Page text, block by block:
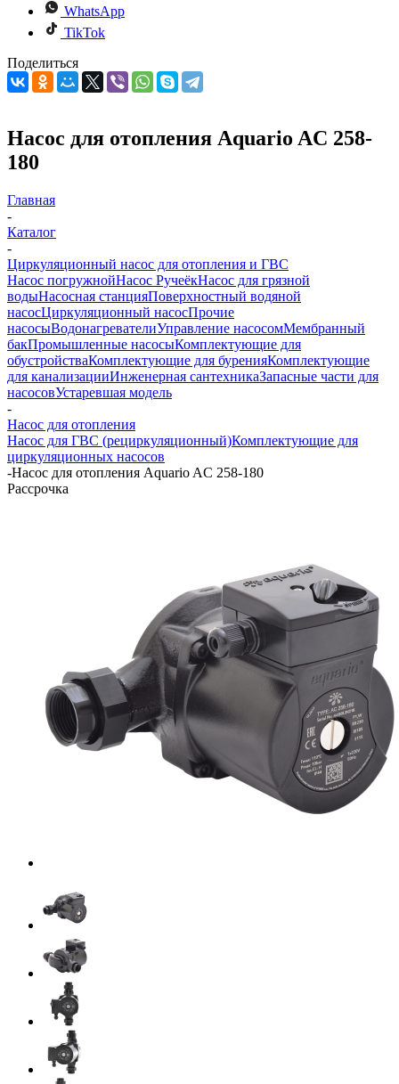
WhatsApp
TikTok
Поделиться
Насос для отопления Aquario AC 258-
180
Главная
-
Каталог
-
Циркуляционный насос для отопления и ГВС
Насос погружнойНасос РучеёкНасос для грязной
водыНасосная станцияПоверхностный водяной
насосЦиркуляционный насосПрочие
насосыВодонагревателиУправление насосомМембранный
бакПромышленные насосыКомплектующие для
обустройстваКомплектующие для буренияКомплектующие
для канализацииИнженерная сантехникаЗапасные части для
насосовУстаревшая модель
-
Насос для отопления
Насос для ГВС (рециркуляционный)Комплектующие для
циркуляционных насосов
-Насос для отопления Aquario AC 258-180
Рассрочка